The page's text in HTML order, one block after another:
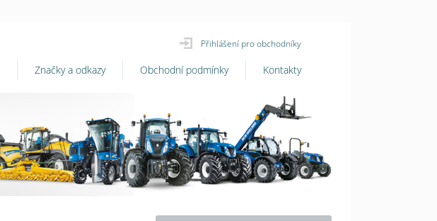
Přihlášení pro obchodníky
Značky a odkazy Obchodní podmínky Kontakty